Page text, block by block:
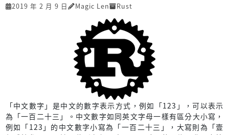
2019 年 2 月 9 日 Magic Len Rust
「中文數字」是中文的數字表示方式，例如「123」，可以表示
為「一百二十三」。中文數字如同英文字母一樣有區分大小寫，
例如「123」的中文數字小寫為「一百二十三」，大寫則為「壹